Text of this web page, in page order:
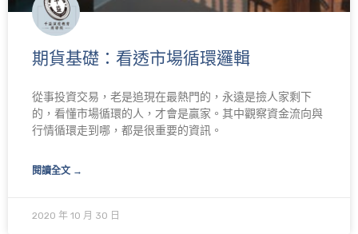
期貨基礎：看透市場循環邏輯
從事投資交易，老是追現在最熱門的，永遠是撿人家剩下
的，看懂市場循環的人，才會是贏家。其中觀察資金流向與
行情循環走到哪，都是很重要的資訊。
閱讀全文 →
2020 年 10 月 30 日